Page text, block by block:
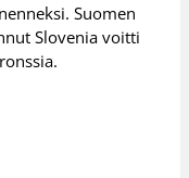
Suomen
Slovenia voitti